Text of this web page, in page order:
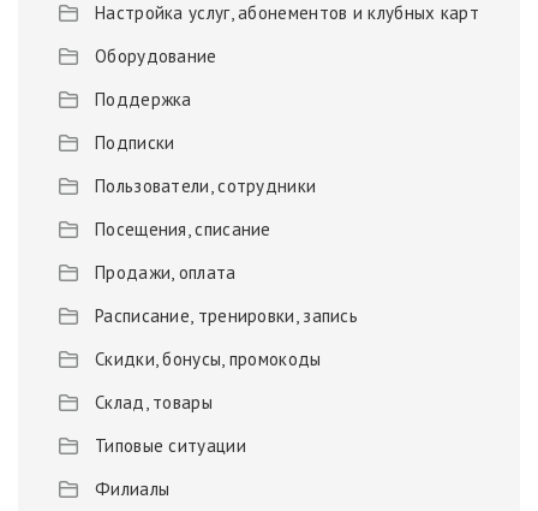
Настройка услуг, абонементов и клубных карт
Оборудование
Поддержка
Подписки
Пользователи, сотрудники
Посещения, списание
Продажи, оплата
Расписание, тренировки, запись
Скидки, бонусы, промокоды
Склад, товары
Типовые ситуации
Филиалы